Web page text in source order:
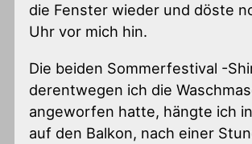
die Fenster wieder und döste
Uhr vor mich hin.
Die beiden Sommerfestival -
derentwegen ich die
angeworfen hatte, hängte ich
auf den Balkon, nach einer